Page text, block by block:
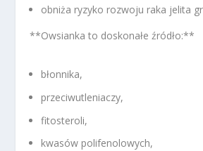
obniża ryzyko rozwoju raka jelita
**Owsianka to doskonałe źródło:**
błonnika,
przeciwutleniaczy,
fitosteroli,
kwasów polifenolowych,